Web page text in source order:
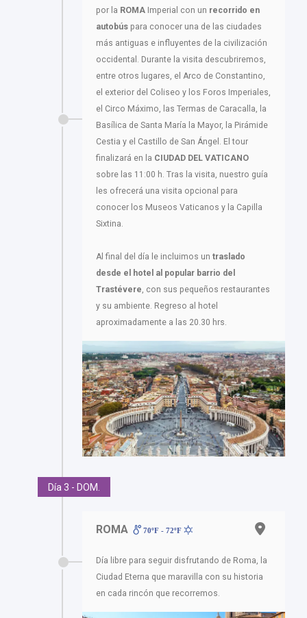
por la ROMA Imperial con un recorrido en
autobús para conocer una de las ciudades
más antiguas e influyentes de la civilización
occidental. Durante la visita descubriremos,
entre otros lugares, el Arco de Constantino,
el exterior del Coliseo y los Foros Imperiales,
el Circo Máximo, las Termas de Caracalla, la
Basílica de Santa María la Mayor, la Pirámide
Cestia y el Castillo de San Ángel. El tour
finalizará en la CIUDAD DEL VATICANO
sobre las 11:00 h. Tras la visita, nuestro guía
les ofrecerá una visita opcional para
conocer los Museos Vaticanos y la Capilla
Sixtina.
Al final del día le incluimos un traslado
desde el hotel al popular barrio del
Trastévere, con sus pequeños restaurantes
y su ambiente. Regreso al hotel
aproximadamente a las 20.30 hrs.
Día 3 - DOM.
ROMA 70ºF - 72ºF
Día libre para seguir disfrutando de Roma, la
Ciudad Eterna que maravilla con su historia
en cada rincón que recorremos.